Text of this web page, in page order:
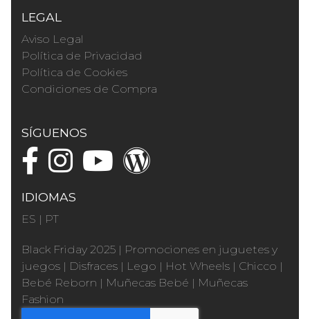
LEGAL
Aviso Legal
Política de Privacidad
Política de Cookies
Condiciones de Compra
SÍGUENOS
IDIOMAS
ES | PT
Black Friday 2025 | Promociones en juguetes y
juegos | Disfraces | Lego | Hot Wheels | Chicco |
Bebé Reborn | Muñecas Bebé | Muñecas
Fashion